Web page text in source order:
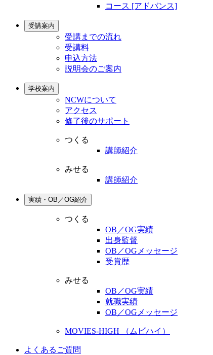
コース [アドバンス]
受講案内
受講までの流れ
受講料
申込方法
説明会のご案内
学校案内
NCWについて
アクセス
修了後のサポート
つくる
講師紹介
みせる
講師紹介
実績・OB／OG紹介
つくる
OB／OG実績
出身監督
OB／OGメッセージ
受賞歴
みせる
OB／OG実績
就職実績
OB／OGメッセージ
MOVIES-HIGH （ムビハイ）
よくあるご質問